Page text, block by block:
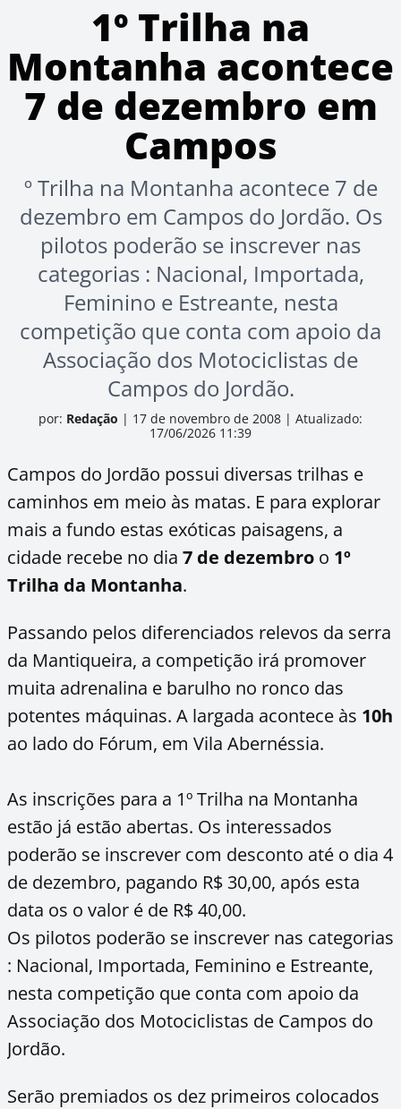
1º Trilha na
Montanha acontece
7 de dezembro em
Campos
º Trilha na Montanha acontece 7 de
dezembro em Campos do Jordão. Os
pilotos poderão se inscrever nas
categorias : Nacional, Importada,
Feminino e Estreante, nesta
competição que conta com apoio da
Associação dos Motociclistas de
Campos do Jordão.
por: Redação | 17 de novembro de 2008 | Atualizado:
17/06/2026 11:39
Campos do Jordão possui diversas trilhas e
caminhos em meio às matas. E para explorar
mais a fundo estas exóticas paisagens, a
cidade recebe no dia 7 de dezembro o 1º
Trilha da Montanha.
Passando pelos diferenciados relevos da serra
da Mantiqueira, a competição irá promover
muita adrenalina e barulho no ronco das
potentes máquinas. A largada acontece às 10h
ao lado do Fórum, em Vila Abernéssia.
As inscrições para a 1º Trilha na Montanha
estão já estão abertas. Os interessados
poderão se inscrever com desconto até o dia 4
de dezembro, pagando R$ 30,00, após esta
data os o valor é de R$ 40,00.
Os pilotos poderão se inscrever nas categorias
: Nacional, Importada, Feminino e Estreante,
nesta competição que conta com apoio da
Associação dos Motociclistas de Campos do
Jordão.
Serão premiados os dez primeiros colocados